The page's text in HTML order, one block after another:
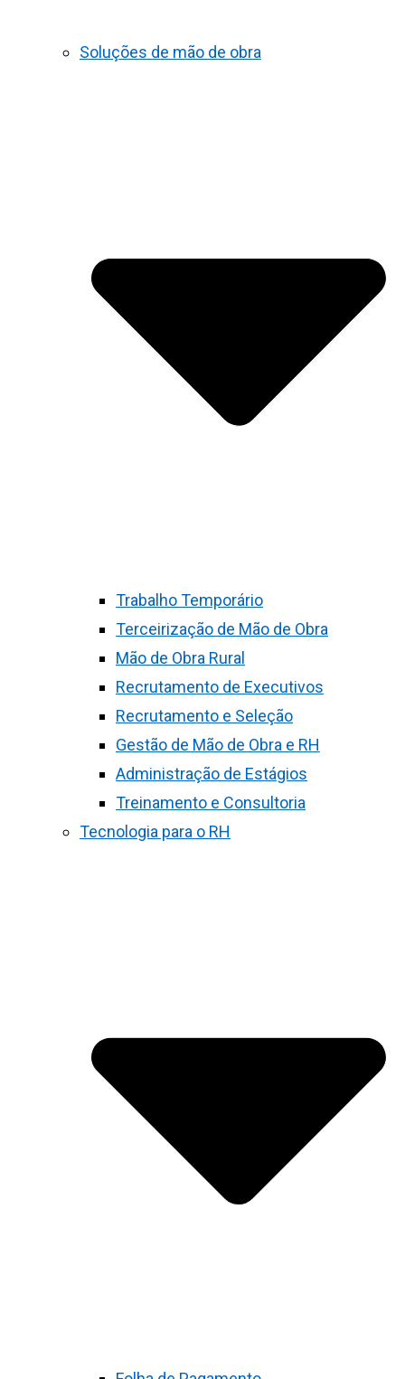
Soluções de mão de obra
Trabalho Temporário
Terceirização de Mão de Obra
Mão de Obra Rural
Recrutamento de Executivos
Recrutamento e Seleção
Gestão de Mão de Obra e RH
Administração de Estágios
Treinamento e Consultoria
Tecnologia para o RH